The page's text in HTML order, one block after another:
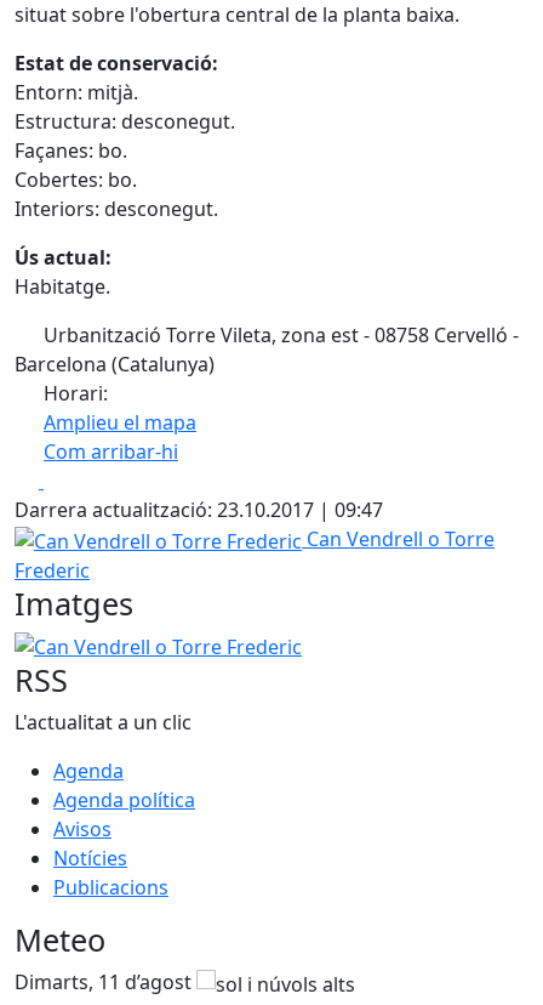
situat sobre l'obertura central de la planta baixa.
Estat de conservació:
Entorn: mitjà.
Estructura: desconegut.
Façanes: bo.
Cobertes: bo.
Interiors: desconegut.
Ús actual:
Habitatge.
Urbanització Torre Vileta, zona est - 08758 Cervelló -
Barcelona (Catalunya)
Horari:
Amplieu el mapa
Com arribar-hi
+
−
Darrera actualització: 23.10.2017 | 09:47
Can Vendrell o Torre Frederic
Can Vendrell o Torre
Frederic
Imatges
Can Vendrell o Torre Frederic
RSS
L'actualitat a un clic
Agenda
Agenda política
Avisos
Notícies
Publicacions
Meteo
Dimarts, 11 d’agost